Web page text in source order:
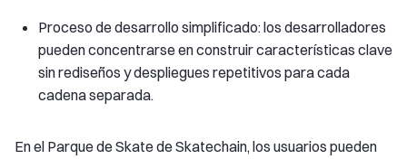
Proceso de desarrollo simplificado: los desarrolladores
pueden concentrarse en construir características clave
sin rediseños y despliegues repetitivos para cada
cadena separada.
En el Parque de Skate de Skatechain, los usuarios pueden